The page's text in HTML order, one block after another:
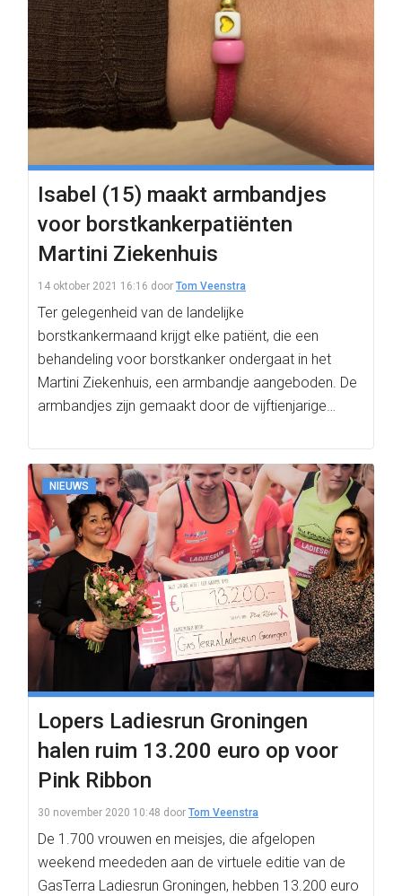
Isabel (15) maakt armbandjes
voor borstkankerpatiënten
Martini Ziekenhuis
14 oktober 2021 16:16 door Tom Veenstra
Ter gelegenheid van de landelijke
borstkankermaand krijgt elke patiënt, die een
behandeling voor borstkanker ondergaat in het
Martini Ziekenhuis, een armbandje aangeboden. De
armbandjes zijn gemaakt door de vijftienjarige
NIEUWS
Lopers Ladiesrun Groningen
halen ruim 13.200 euro op voor
Pink Ribbon
30 november 2020 10:48 door Tom Veenstra
De 1.700 vrouwen en meisjes, die afgelopen
weekend meededen aan de virtuele editie van de
GasTerra Ladiesrun Groningen, hebben 13.200 euro